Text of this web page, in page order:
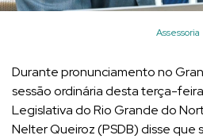
Assessoria
Durante pronunciamento no
sessão ordinária desta terça-
Legislativa do Rio Grande do
Nelter Queiroz (PSDB) disse